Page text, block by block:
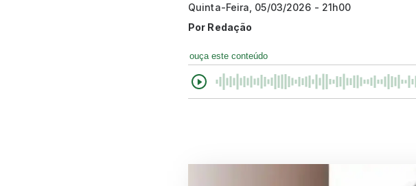
Quinta-Feira, 05/03/2026 - 21h00
Por Redação
ouça este conteúdo